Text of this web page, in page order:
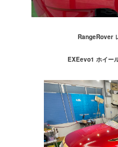
RangeRover
EXEevo1 ホイー